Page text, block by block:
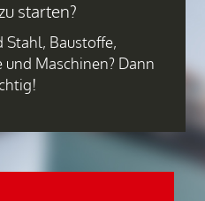
starten?
Stahl, Baustoffe,
und Maschinen? Dann